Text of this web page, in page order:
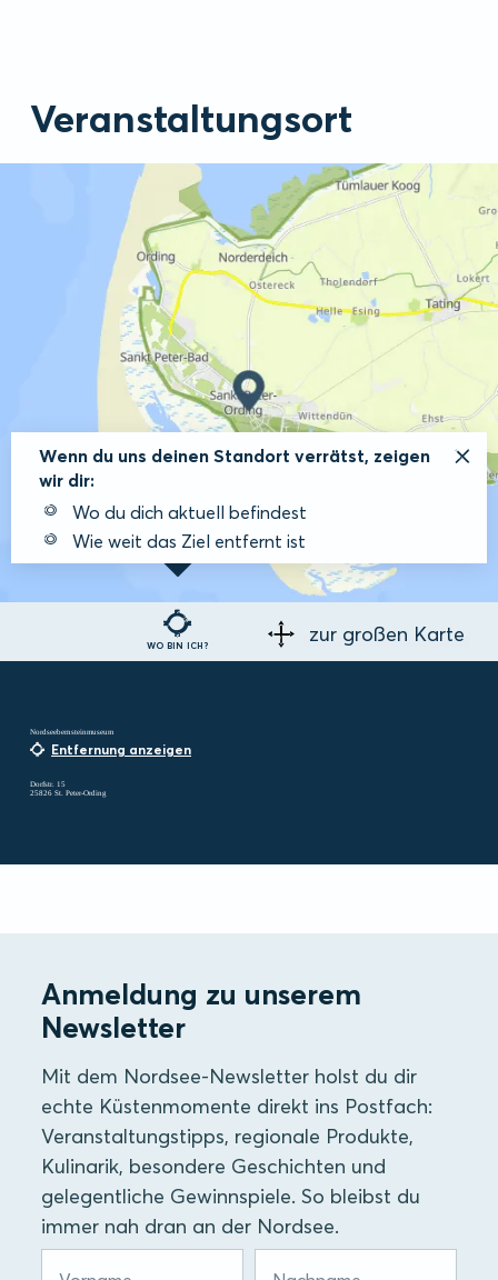
Veranstaltungsort
WO BIN ICH?
Wenn du uns deinen Standort verrätst, zeigen
wir dir:
Wo du dich aktuell befindest
Wie weit das Ziel entfernt ist
zur großen Karte
Nordseebernsteinmuseum
Entfernung anzeigen
Dorfstr. 15
25826 St. Peter-Ording
Anmeldung zu unserem
Newsletter
Mit dem Nordsee-Newsletter holst du dir
echte Küstenmomente direkt ins Postfach:
Veranstaltungstipps, regionale Produkte,
Kulinarik, besondere Geschichten und
gelegentliche Gewinnspiele. So bleibst du
immer nah dran an der Nordsee.